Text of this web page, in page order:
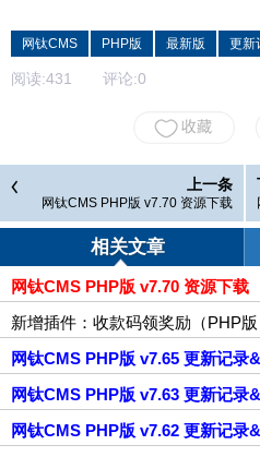
网钛CMS PHP版 最新版 更新
阅读:431 评论:0
上一条
网钛CMS PHP版 v7.70 资源下载
相关文章
网钛CMS PHP版 v7.70 资源下载
新增插件：收款码领奖励（PHP版
网钛CMS PHP版 v7.65 更新记录
网钛CMS PHP版 v7.63 更新记录
网钛CMS PHP版 v7.62 更新记录